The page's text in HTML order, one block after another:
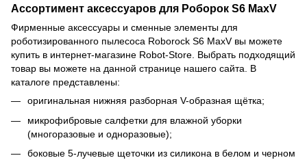
Ассортимент аксессуаров для Роборок S6 MaxV
Фирменные аксессуары и сменные элементы для
роботизированного пылесоса Roborock S6 MaxV вы можете
купить в интернет-магазине Robot-Store. Выбрать подходящий
товар вы можете на данной странице нашего сайта. В
каталоге представлены:
оригинальная нижняя разборная V-образная щётка;
микрофибровые салфетки для влажной уборки
(многоразовые и одноразовые);
боковые 5-лучевые щеточки из силикона в белом и черном